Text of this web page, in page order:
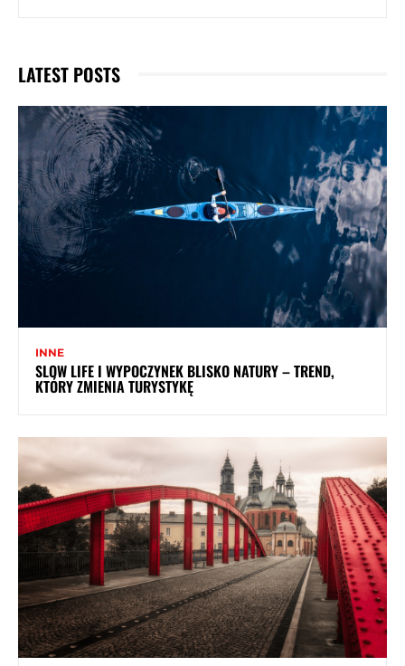
LATEST POSTS
INNE
SLOW LIFE I WYPOCZYNEK BLISKO NATURY – TREND,
KTÓRY ZMIENIA TURYSTYKĘ